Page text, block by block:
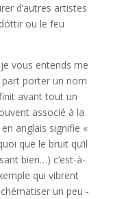
d’autres artistes
ou le feu
vous entends me
porter un nom
avant tout un
associé à la
anglais signifie «
que le bruit qu’il
bien…) c’est-à-
qui vibrent
un peu -